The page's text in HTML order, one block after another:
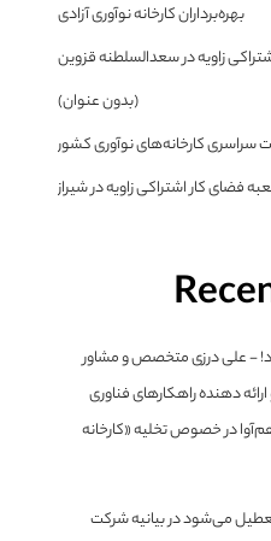
بهره‌برداران کارخانه نوآوری آزادی
زاویه در سعدالسلطنه قزوین
(بدون عنوان)
کارخانه‌های نوآوری کشور
فضای کار اشتراکی زاویه در شیراز
- علی درزی متخصص و مشاور
دهنده راهکارهای فناوری
در خصوص تخلیه «کارخانه
دربیانیه شرکت